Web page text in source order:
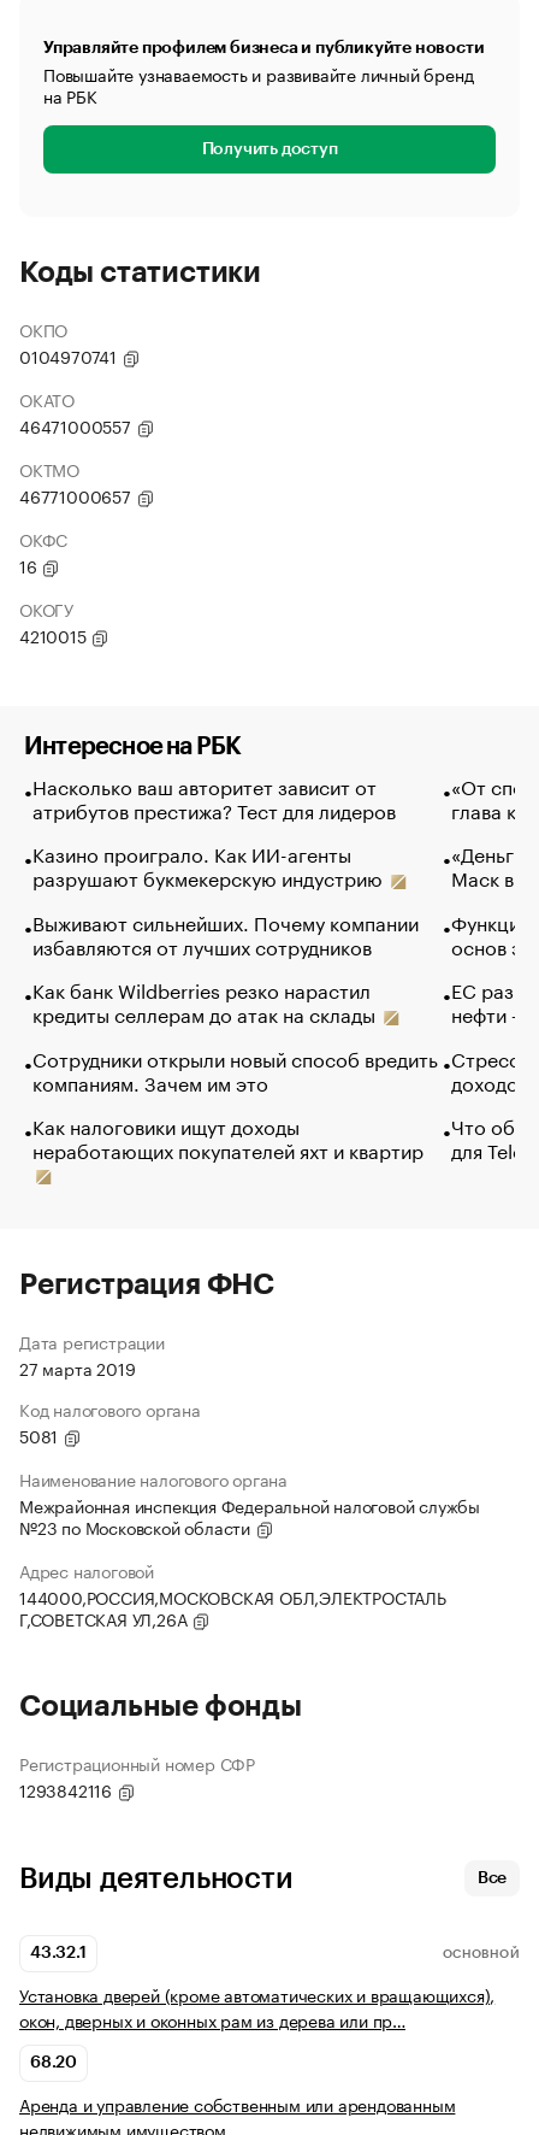
Управляйте профилем бизнеса и публикуйте новости
Повышайте узнаваемость и развивайте личный бренд
на РБК
Получить доступ
Коды статистики
ОКПО
0104970741
ОКАТО
46471000557
ОКТМО
46771000657
ОКФС
16
ОКОГУ
4210015
Интересное на РБК
Насколько ваш авторитет зависит от
атрибутов престижа? Тест для лидеров
Казино проиграло. Как ИИ-агенты
разрушают букмекерскую индустрию
Выживают сильнейших. Почему компании
избавляются от лучших сотрудников
Как банк Wildberries резко нарастил
кредиты селлерам до атак на склады
Сотрудники открыли новый способ вредить
компаниям. Зачем им это
Как налоговики ищут доходы
неработающих покупателей яхт и квартир
«От
глава
«Деньги
Маск в
Функции
основ
ЕС
нефти —
Стресс
доходов
Что
для
Регистрация ФНС
Дата регистрации
27 марта 2019
Код налогового органа
5081
Наименование налогового органа
Межрайонная инспекция Федеральной налоговой службы
№23 по Московской области
Адрес налоговой
144000,РОССИЯ,МОСКОВСКАЯ ОБЛ,ЭЛЕКТРОСТАЛЬ
Г,СОВЕТСКАЯ УЛ,26А
Социальные фонды
Регистрационный номер СФР
1293842116
Виды деятельности Все
43.32.1 ОСНОВНОЙ
Установка дверей (кроме автоматических и вращающихся),
окон, дверных и оконных рам из дерева или пр…
68.20
Аренда и управление собственным или арендованным
недвижимым имуществом